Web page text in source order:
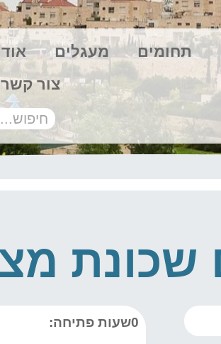
תחומים מעגלים
צור קשר
שכונת
0שעות פתיחה: